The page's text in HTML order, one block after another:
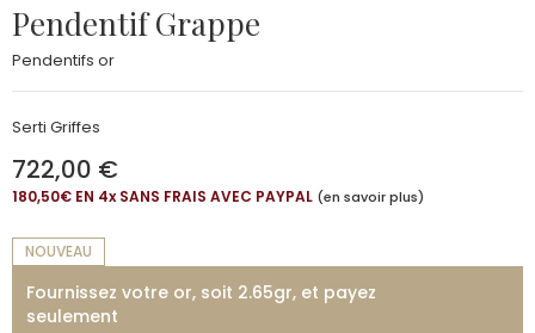
Pendentif Grappe
Pendentifs or
Serti Griffes
722,00 €
180,50€ EN 4xSANS FRAIS AVEC PAYPAL (en savoir plus)
NOUVEAU
Fournissez votre or, soit 2.65gr, et payez
seulement